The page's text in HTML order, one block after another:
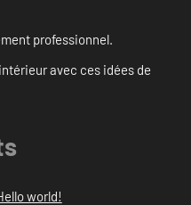
professionnel.
avec ces idées de
world!